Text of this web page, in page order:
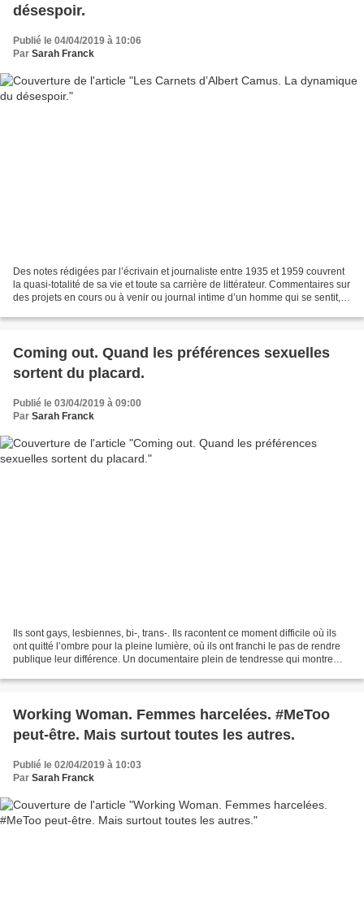
désespoir.
Publié le 04/04/2019 à 10:06
Par Sarah Franck
Des notes rédigées par l’écrivain et journaliste entre 1935 et 1959 couvrent
la quasi-totalité de sa vie et toute sa carrière de littérateur. Commentaires sur
des projets en cours ou à venir ou journal intime d’un homme qui se sentit,
Coming out. Quand les préférences sexuelles
sortent du placard.
Publié le 03/04/2019 à 09:00
Par Sarah Franck
Ils sont gays, lesbiennes, bi-, trans-. Ils racontent ce moment difficile où ils
ont quitté l’ombre pour la pleine lumière, où ils ont franchi le pas de rendre
publique leur différence. Un documentaire plein de tendresse qui montre
Working Woman. Femmes harcelées. #MeToo
peut-être. Mais surtout toutes les autres.
Publié le 02/04/2019 à 10:03
Par Sarah Franck